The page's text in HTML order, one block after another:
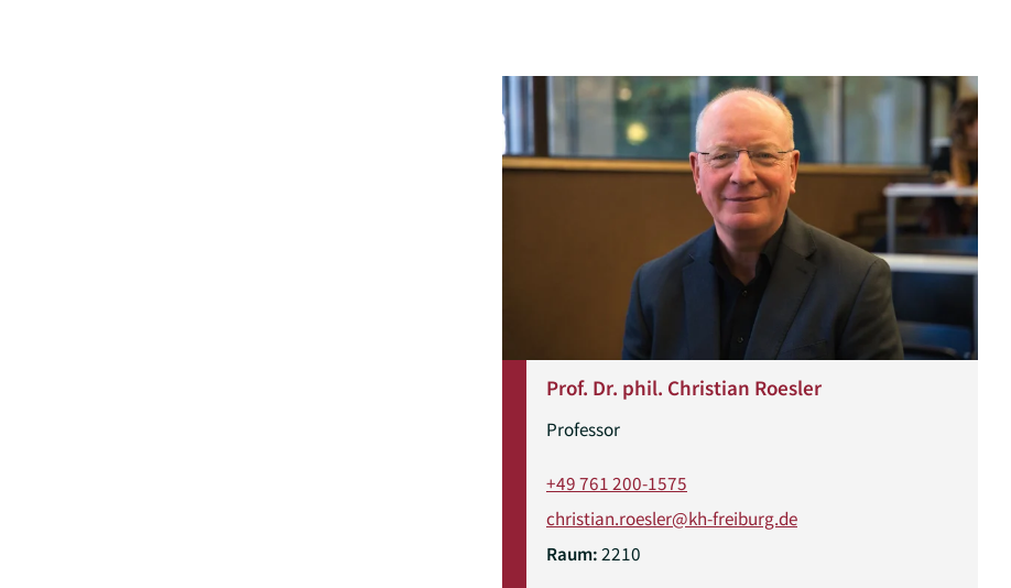
Prof. Dr. phil. Christian Roesler
Professor
+49 761 200-1575
christian.roesler@kh-freiburg.de
Raum:2210